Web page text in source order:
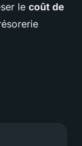
le coût de